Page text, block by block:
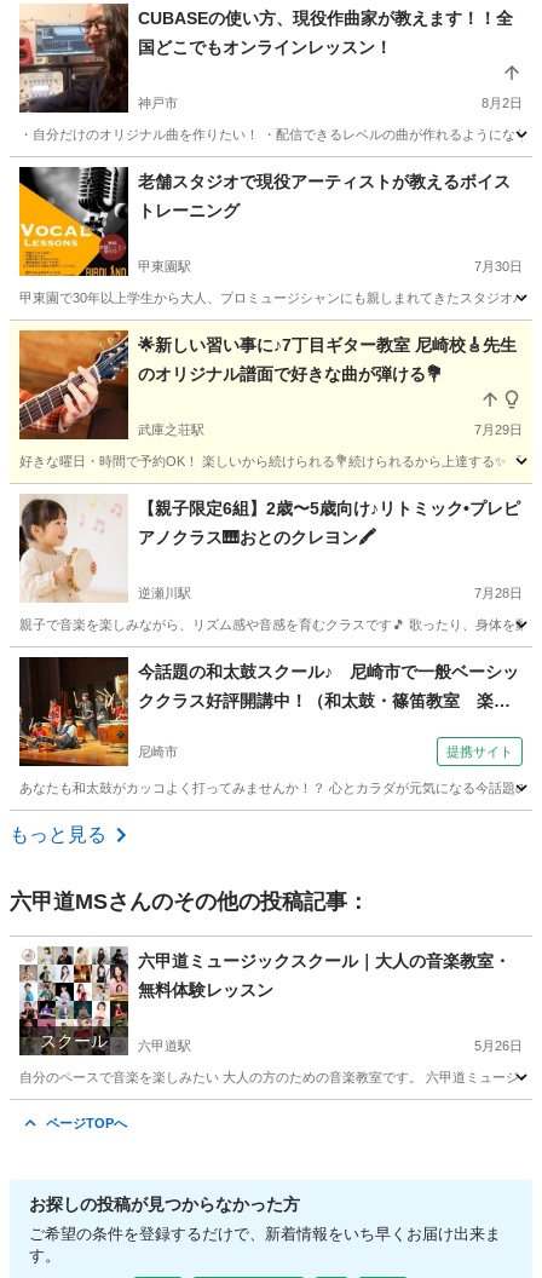
CUBASEの使い方、現役作曲家が教えます！！全
国どこでもオンラインレッスン！
神戸市 8月2日
・自分だけのオリジナル曲を作りたい！ ・配信できるレベルの曲が作れるようにな
兵庫 神戸市 その他 大阪 大阪市 その他
オリジナル曲
老舗スタジオで現役アーティストが教えるボイス
トレーニング
甲東園駅 7月30日
甲東園で30年以上学生から大人、プロミュージシャンにも親しまれてきたスタジオ
兵庫 西宮市 甲東園駅 ボーカル ボイストレーニング
🌟新しい習い事に♪7丁目ギター教室 尼崎校🎸先生
のオリジナル譜面で好きな曲が弾ける💐
武庫之荘駅 7月29日
好きな曜日・時間で予約OK！ 楽しいから続けられる💐続けられるから上達する✨ 『
兵庫 尼崎市 武庫之荘駅 ギター エレキギター
【親子限定6組】2歳〜5歳向け♪リトミック•プレピ
アノクラス🎹おとのクレヨン🖍️
逆瀬川駅 7月28日
親子で音楽を楽しみながら、リズム感や音感を育むクラスです🎵 歌ったり、身体を
兵庫 宝塚市 逆瀬川駅 リトミック 親子
今話題の和太鼓スクール♪ 尼崎市で一般ベーシッ
ククラス好評開講中！（和太鼓・篠笛教室 楽座
尼崎市 提携サイト
あなたも和太鼓がカッコよく打ってみませんか！？ 心とカラダが元気になる今話題
兵庫 尼崎市
もっと見る
六甲道MSさんのその他の投稿記事：
スクール
六甲道ミュージックスクール｜大人の音楽教室・
無料体験レッスン
六甲道駅 5月26日
自分のペースで音楽を楽しみたい 大人の方のための音楽教室です。 六甲道ミュージ
ページTOPへ
お探しの投稿が見つからなかった方
ご希望の条件を登録するだけで、新着情報をいち早くお届け出来ま
す。